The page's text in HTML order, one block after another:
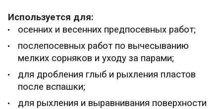
Используется для:
осенних и весенних предпосевных работ;
послепосевных работ по вычесыванию
мелких сорняков и уходу за парами;
для дробления глыб и рыхления пластов
после вспашки;
для рыхления и выравнивания поверхности